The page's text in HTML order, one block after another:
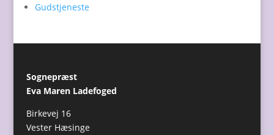
Gudstjeneste
Sognepræst
Eva Maren Ladefoged
Birkevej 16
Vester Hæsinge